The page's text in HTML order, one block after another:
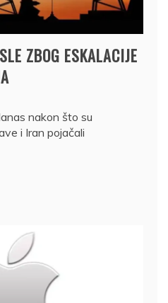
ZBOG ESKALACIJE
nakon što su
i Iran pojačali